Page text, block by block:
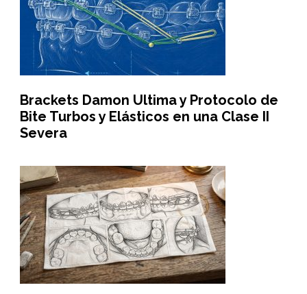
Brackets Damon Ultima y Protocolo de
Bite Turbos y Elásticos en una Clase II
Severa